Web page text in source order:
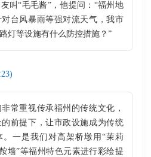
叫“毛毛酱”，他提问：“福州地
台风暴雨等强对流天气，我市
灯等设施有什么防控措施？”
)
常重视传承福州的传统文化，
前提下，让市政设施成为传统
。一是我们对高架桥墩用“茉莉
墙”等福州特色元素进行彩绘提